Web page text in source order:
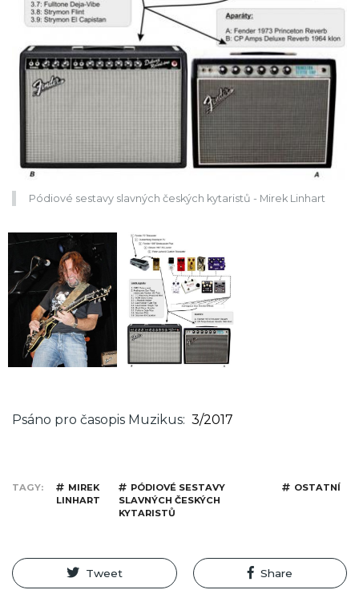
Pódiové sestavy slavných českých kytaristů - Mirek Linhart
Psáno pro časopis Muzikus 3/2017
TAGY
MIREK
LINHART
PÓDIOVÉ SESTAVY
SLAVNÝCH ČESKÝCH
KYTARISTŮ
OSTATNÍ
Tweet Share